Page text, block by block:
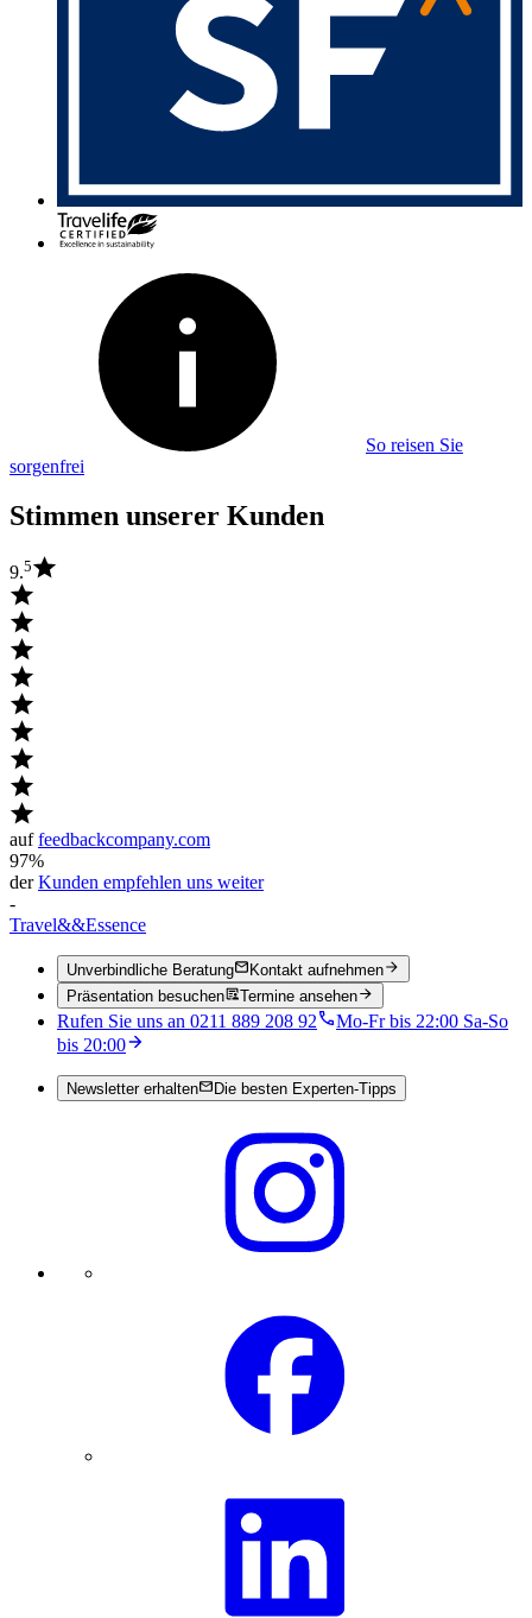
So reisen Sie
sorgenfrei
Stimmen unserer Kunden
9.5
auffeedbackcompany.com
97%
derKunden empfehlen uns weiter
-
Travel&&Essence
Unverbindliche Beratung
Kontakt aufnehmen
Präsentation besuchen
Termine ansehen
Rufen Sie uns an 0211 889 208 92
Mo-Fr bis 22:00 Sa-So
bis 20:00
Newsletter erhalten Die besten Experten-Tipps